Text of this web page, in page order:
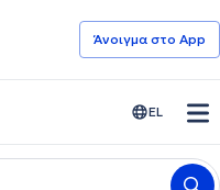
Άνοιγμα στο App
EL